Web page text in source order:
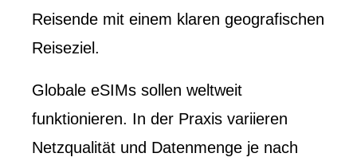
Reisende mit einem klaren geografischen
Reiseziel.
Globale eSIMs sollen weltweit
funktionieren. In der Praxis variieren
Netzqualität und Datenmenge je nach